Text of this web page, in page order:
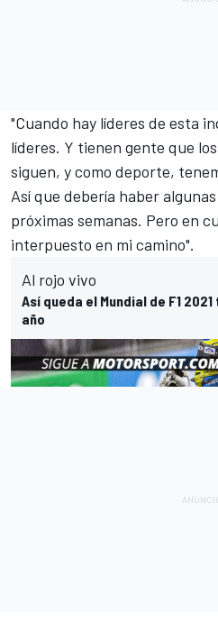
"Cuando hay líderes de esta
líderes. Y tienen gente que
siguen, y como deporte,
Así que debería haber
próximas semanas. Pero en
interpuesto en mi camino".
Al rojo vivo
Así queda el Mundial de F1
año